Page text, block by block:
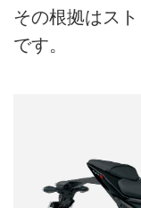
その根拠はス
です。